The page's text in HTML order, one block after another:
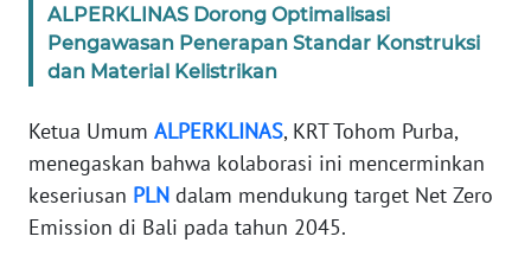
ALPERKLINAS Dorong Optimalisasi
Pengawasan Penerapan Standar Konstruksi
dan Material Kelistrikan
Ketua Umum ALPERKLINAS, KRT Tohom Purba,
menegaskan bahwa kolaborasi ini mencerminkan
keseriusan PLN dalam mendukung target Net Zero
Emission di Bali pada tahun 2045.
NTT
WN
WN
PAPUA